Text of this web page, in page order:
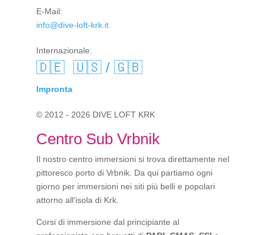
E-Mail:
info@dive-loft-krk.it
Internazionale:
🇩🇪 🇺🇸 / 🇬🇧
Impronta
© 2012 - 2026 DIVE LOFT KRK
Centro Sub Vrbnik
Il nostro centro immersioni si trova direttamente nel
pittoresco porto di Vrbnik. Da qui partiamo ogni
giorno per immersioni nei siti più belli e popolari
attorno all'isola di Krk.
Corsi di immersione dal principiante al